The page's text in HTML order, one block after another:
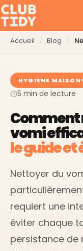
Accueil Blog
HYGIÈNE MAISON
5 min de lecture
Comment
vomi
le guide et
Nettoyer du
requiert une
éviter chaque
persistance de